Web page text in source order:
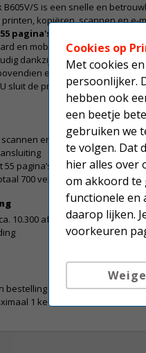
B605V/S is een snelle en
kopiëren, scannen en e-
55 pagina's per minuut
en mobiel printen vanaf uw
dankzij een groot, 7 inch
een kaarlezer en een
sluit de printer aan via USB,
en e-mailen
pagina’s per minuut
700 vel
10.300 afdrukken
bestelling die dit product bevat
1 keer besteld worden.
Cookies op
Met cookies
persoonlijker.
hebben ook
een beetje
gebruiken we
te volgen. Dat
hier alles over
om akkoord te
functionele en
daarop lijken.
voorkeuren